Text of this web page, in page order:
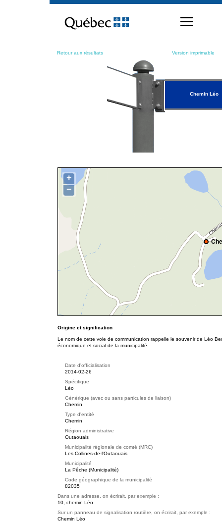
contenu
Retour aux résultats Version imprimable
Chemin Léo
+
−
Origine et signification
Le nom de cette voie de communication rappelle le souvenir de Léo
économique et social de la municipalité.
Date d'officialisation
2014-02-26
Spécifique
Léo
Générique (avec ou sans particules de liaison)
Chemin
Type d'entité
Chemin
Région administrative
Outaouais
Municipalité régionale de comté (MRC)
Les Collines-de-l'Outaouais
Municipalité
La Pêche (Municipalité)
Code géographique de la municipalité
82035
Dans une adresse, on écrirait, par exemple :
10, chemin Léo
Sur un panneau de signalisation routière, on écrirait, par exemple :
Chemin Léo